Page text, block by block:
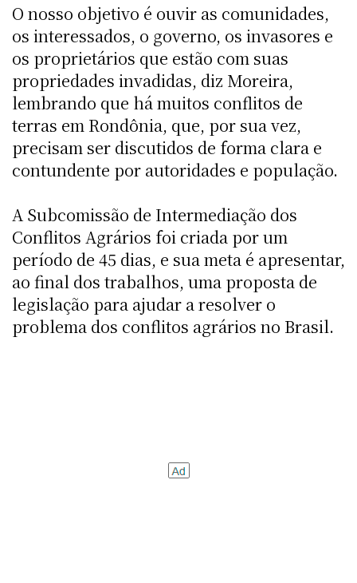
O nosso objetivo é ouvir as comunidades,
os interessados, o governo, os invasores e
os proprietários que estão com suas
propriedades invadidas, diz Moreira,
lembrando que há muitos conflitos de
terras em Rondônia, que, por sua vez,
precisam ser discutidos de forma clara e
contundente por autoridades e população.
A Subcomissão de Intermediação dos
Conflitos Agrários foi criada por um
período de 45 dias, e sua meta é apresentar,
ao final dos trabalhos, uma proposta de
legislação para ajudar a resolver o
problema dos conflitos agrários no Brasil.